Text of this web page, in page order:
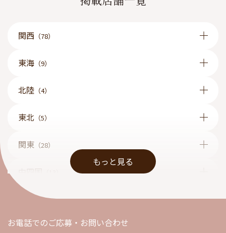
関西 （78）
東海 （9）
北陸 （4）
東北 （5）
関東 （28）
（1）
もっと見る
お電話でのご応募・お問い合わせ